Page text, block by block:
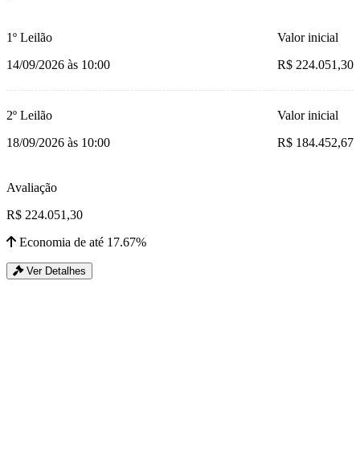
1º Leilão
14/09/2026 às 10:00
Valor inicial
R$ 224.051,30
2º Leilão
18/09/2026 às 10:00
Valor inicial
R$ 184.452,67
Avaliação
R$ 224.051,30
Economia de até 17.67%
Ver Detalhes